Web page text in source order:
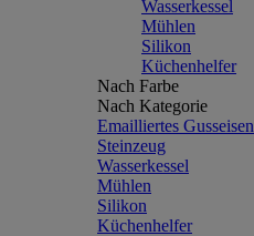
Wasserkessel
Mühlen
Silikon
Küchenhelfer
Nach Farbe
Nach Kategorie
Emailliertes Gusseisen
Steinzeug
Wasserkessel
Mühlen
Silikon
Küchenhelfer